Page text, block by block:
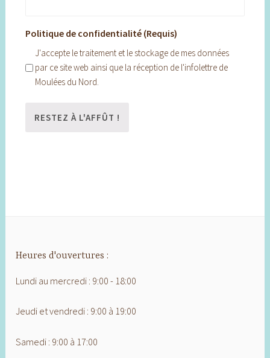
Politique de confidentialité (Requis)
J'accepte le traitement et le stockage de mes données
par ce site web ainsi que la réception de l'infolettre de
Moulées du Nord.
Heures d'ouvertures :
Lundi au mercredi : 9:00 - 18:00
Jeudi et vendredi : 9:00 à 19:00
Samedi : 9:00 à 17:00